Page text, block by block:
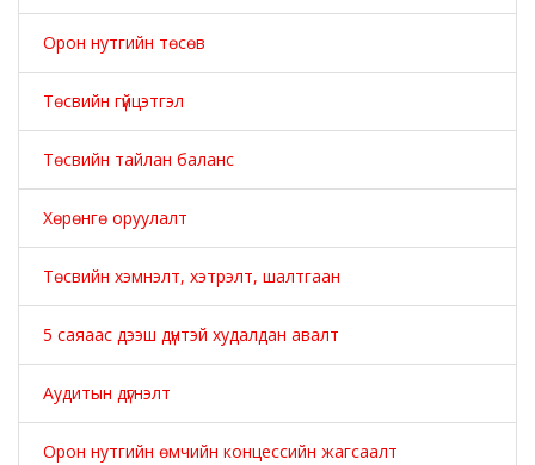
Орон нутгийн төсөв
Төсвийн гүйцэтгэл
Төсвийн тайлан баланс
Хөрөнгө оруулалт
Төсвийн хэмнэлт, хэтрэлт, шалтгаан
5 саяаас дээш дүнтэй худалдан авалт
Аудитын дүгнэлт
Орон нутгийн өмчийн концессийн жагсаалт